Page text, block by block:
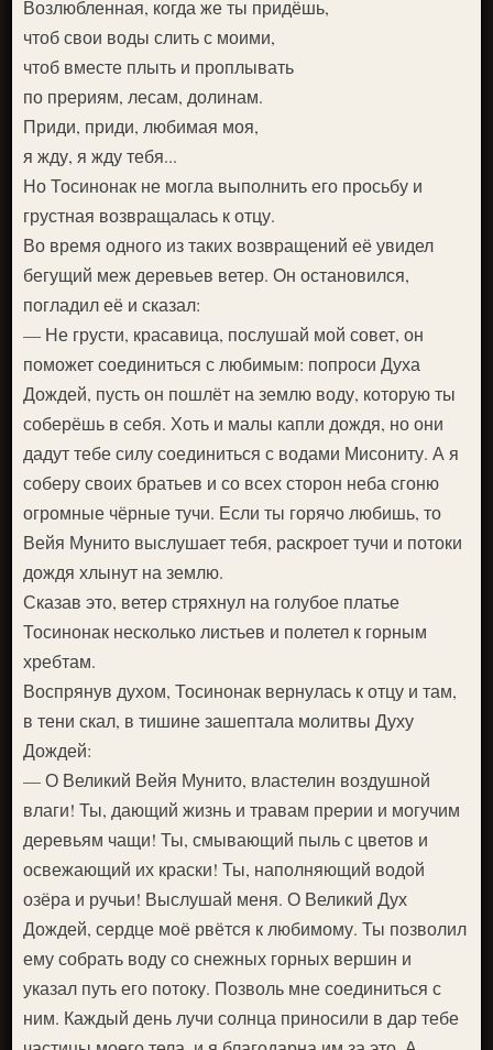
Возлюбленная, когда же ты придёшь,
чтоб свои воды слить с моими,
чтоб вместе плыть и проплывать
по прериям, лесам, долинам.
Приди, приди, любимая моя,
я жду, я жду тебя...
Но Тосинонак не могла выполнить его просьбу и
грустная возвращалась к отцу.
Во время одного из таких возвращений её увидел
бегущий меж деревьев ветер. Он остановился,
погладил её и сказал:
— Не грусти, красавица, послушай мой совет, он
поможет соединиться с любимым: попроси Духа
Дождей, пусть он пошлёт на землю воду, которую ты
соберёшь в себя. Хоть и малы капли дождя, но они
дадут тебе силу соединиться с водами Мисониту. А я
соберу своих братьев и со всех сторон неба сгоню
огромные чёрные тучи. Если ты горячо любишь, то
Вейя Мунито выслушает тебя, раскроет тучи и потоки
дождя хлынут на землю.
Сказав это, ветер стряхнул на голубое платье
Тосинонак несколько листьев и полетел к горным
хребтам.
Воспрянув духом, Тосинонак вернулась к отцу и там,
в тени скал, в тишине зашептала молитвы Духу
Дождей:
— О Великий Вейя Мунито, властелин воздушной
влаги! Ты, дающий жизнь и травам прерии и могучим
деревьям чащи! Ты, смывающий пыль с цветов и
освежающий их краски! Ты, наполняющий водой
озёра и ручьи! Выслушай меня. О Великий Дух
Дождей, сердце моё рвётся к любимому. Ты позволил
ему собрать воду со снежных горных вершин и
указал путь его потоку. Позволь мне соединиться с
ним. Каждый день лучи солнца приносили в дар тебе